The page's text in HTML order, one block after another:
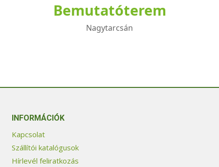
Bemutatóterem
Nagytarcsán
INFORMÁCIÓK
Kapcsolat
Szállítói katalógusok
Hírlevél feliratkozás